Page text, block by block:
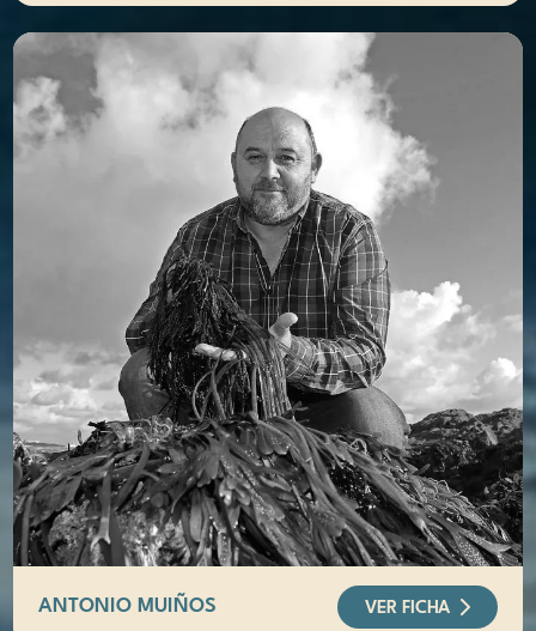
ANTONIO MUIÑOS VER FICHA